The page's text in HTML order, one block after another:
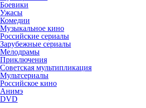
Боевики
Ужасы
Комедии
Музыкальное кино
Российские сериалы
Зарубежные сериалы
Мелодрамы
Приключения
Советская мультипликация
Мультсериалы
Российское кино
Анимэ
DVD